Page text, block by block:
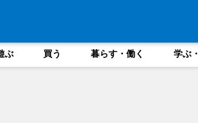
ぶ 買う 暮らす・働く 学ぶ